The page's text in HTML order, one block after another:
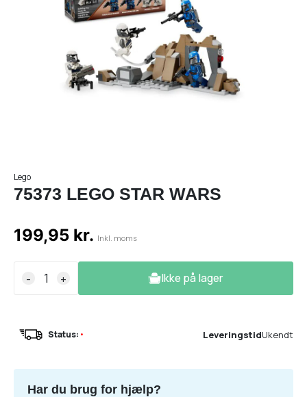
Lego
75373 LEGO STAR WARS
199,95 kr. Inkl. moms
- + Ikke på lager
Status: • LeveringstidUkendt
Har du brug for hjælp?